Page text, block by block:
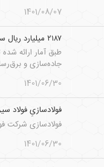
1401/08/07
۲۱۸۷ میلیارد ریال سرمایه‌گذاری در جاده‌سازی و برق‌رسانی معادن
جاده‌سازی و
1401/06/30
فولادسازیِ فولاد
فولادسازی شرکت
1401/06/30